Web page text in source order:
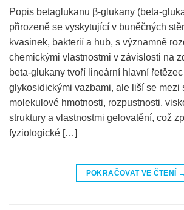
Popis betaglukanu β-glukany (beta-
přirozeně se vyskytující v buněčných
kvasinek, bakterií a hub, s významně
chemickými vlastnostmi v závislosti na
beta-glukany tvoří lineární hlavní
glykosidickými vazbami, ale liší se mezi
molekulové hmotnosti, rozpustnosti,
struktury a vlastnostmi gelovatění, což
fyziologické […]
POKRAČOVAT VE ČTENÍ →